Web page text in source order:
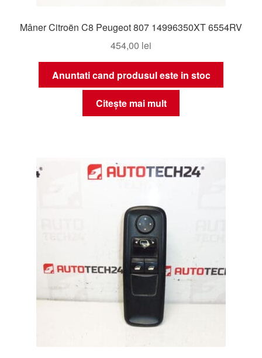
Mâner Citroën C8 Peugeot 807 14996350XT 6554RV
454,00 lei
Anuntati cand produsul este in stoc
Citește mai mult